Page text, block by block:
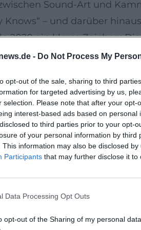
- Do Not Process My
opt-out of the sale, sharing to third
for targeted advertising by us,
selection. Please note that after your
interest-based ads based on
to third parties prior to your opt-
of your personal information by third
This information may also be disclosed
Participants that may further disclose it to
Data Processing Opt Outs
opt-out of the Sharing of my personal data.
Sound-Art und
Knows“ – und darüber hinaus
2020 ein klares Zeichen:
Lesart aus
als „Konzertaufnahme
und
„Salted Caramel“
Miles Davis, Roy Hargrove
Geist balancieren.
seiner
See“ entfaltet sich hier als
und
mit beeindruckender
ernst nimmt. Das